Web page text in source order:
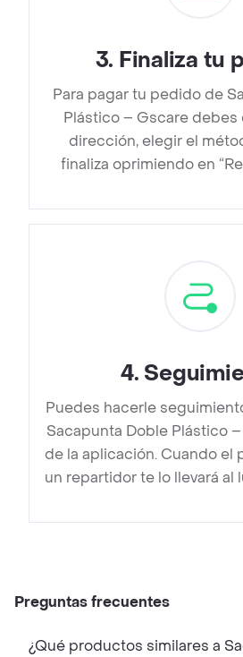
3. Finaliza tu
Para pagar tu pedido de
Plástico – Gscare
dirección, elegir el
finaliza oprimiendo en
4.
Puedes hacerle
Sacapunta Doble Plástico
de la aplicación. Cuando el
un repartidor te lo llevará al
Preguntas frecuentes
¿Qué productos similares a